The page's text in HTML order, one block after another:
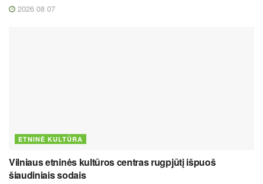
2026 08 07
ETNINĖ KULTŪRA
Vilniaus etninės kultūros centras rugpjūtį išpuoš
šiaudiniais sodais